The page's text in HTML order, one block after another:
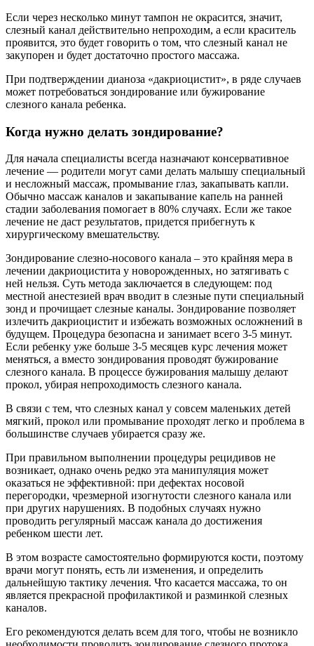
Если через несколько минут тампон не окрасится, значит,
слезный канал действительно непроходим, а если краситель
проявится, это будет говорить о том, что слезный канал не
закупорен и будет достаточно простого массажа.
При подтверждении дианоза «дакриоцистит», в ряде случаев
может потребоваться зондирование или бужирование
слезного канала ребенка.
Когда нужно делать зондирование?
Для начала специалисты всегда назначают консервативное
лечение — родители могут сами делать малышу специальный
и несложный массаж, промывание глаз, закапывать капли.
Обычно массаж каналов и закапывание капель на ранней
стадии заболевания помогает в 80% случаях. Если же такое
лечение не даст результатов, придется прибегнуть к
хирургическому вмешательству.
Зондирование слезно-носового канала – это крайняя мера в
лечении дакриоцистита у новорожденных, но затягивать с
ней нельзя. Суть метода заключается в следующем: под
местной анестезией врач вводит в слезные пути специальный
зонд и прочищает слезные каналы. Зондирование позволяет
излечить дакриоцистит и избежать возможных осложнений в
будущем. Процедура безопасна и занимает всего 3-5 минут.
Если ребенку уже больше 3-5 месяцев курс лечения может
меняться, а вместо зондирования проводят бужирование
слезного канала. В процессе бужирования малышу делают
прокол, убирая непроходимость слезного канала.
В связи с тем, что слезных канал у совсем маленьких детей
мягкий, прокол или промывание проходят легко и проблема в
большинстве случаев убирается сразу же.
При правильном выполнении процедуры рецидивов не
возникает, однако очень редко эта манипуляция может
оказаться не эффективной: при дефектах носовой
перегородки, чрезмерной изогнутости слезного канала или
при других нарушениях. В подобных случаях нужно
проводить регулярный массаж канала до достижения
ребенком шести лет.
В этом возрасте самостоятельно формируются кости, поэтому
врачи могут понять, есть ли изменения, и определить
дальнейшую тактику лечения. Что касается массажа, то он
является прекрасной профилактикой и разминкой слезных
каналов.
Его рекомендуются делать всем для того, чтобы не возникло